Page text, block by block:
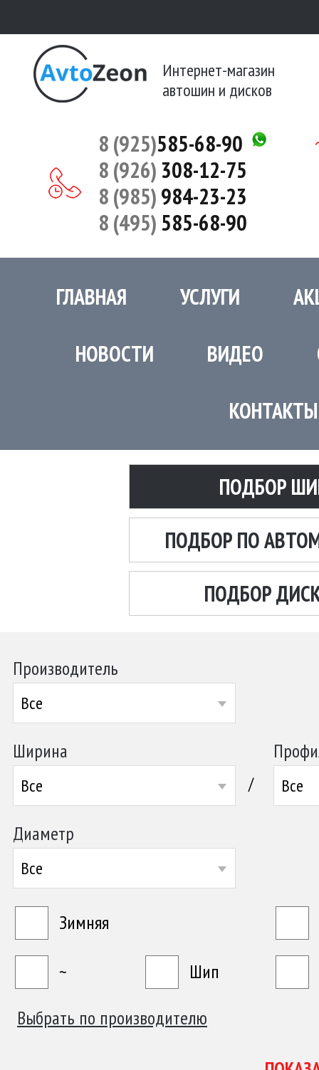
Интернет-магазин
автошин и дисков
8 (925)585-68-90
8 (926) 308-12-75
8 (985)984-23-23
8 (495)585-68-90
ГЛАВНАЯ УСЛУГИ
НОВОСТИ ВИДЕО
КОНТАКТЫ
ПОДБОР
ПОДБОР ПО
ПОДБОР
Производитель
Все
Ширина
Все / Все
Диаметр
Все
Зимняя
~
Шип
Выбрать по производителю